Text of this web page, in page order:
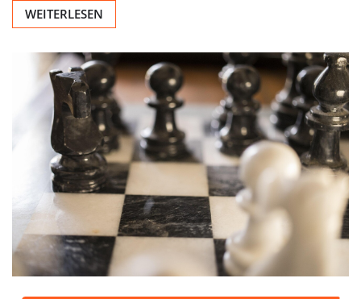
WEITERLESEN